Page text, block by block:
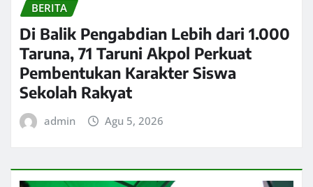
BERITA
Di Balik Pengabdian Lebih dari 1.000
Taruna, 71 Taruni Akpol Perkuat
Pembentukan Karakter Siswa
Sekolah Rakyat
admin Agu 5, 2026